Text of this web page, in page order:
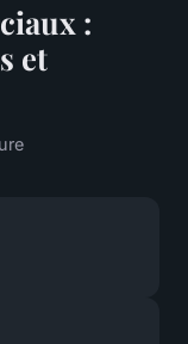
:
et